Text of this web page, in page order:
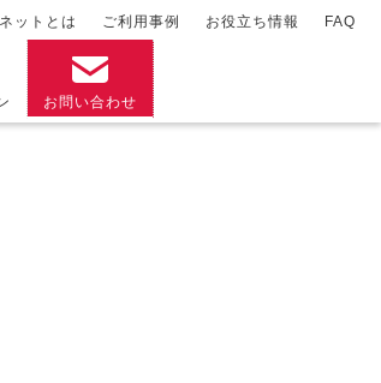
お問い合わせ
ットとは ご利用事例 お役立ち情報 FAQ